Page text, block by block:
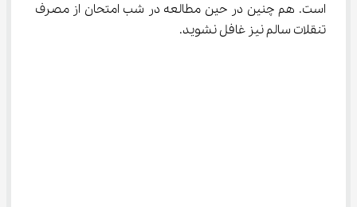
است. هم چنین در حین مطالعه در شب امتحان از مصرف
تنقلات سالم نیز غافل نشوید.